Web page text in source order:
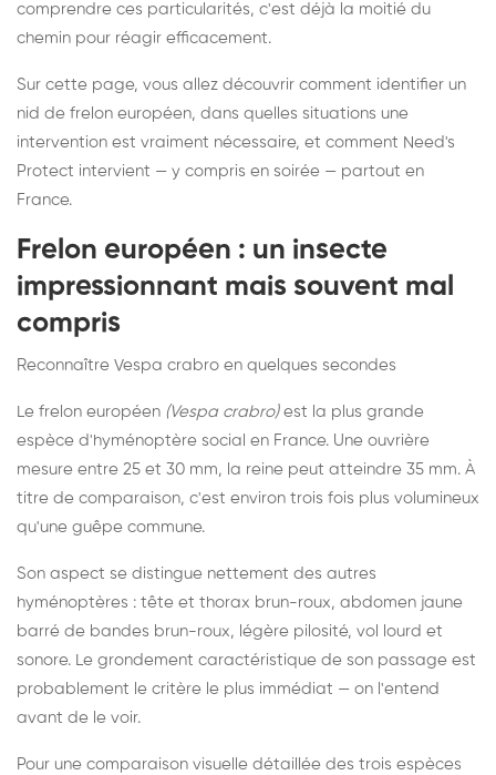
comprendre ces particularités, c'est déjà la moitié du
chemin pour réagir efficacement.
Sur cette page, vous allez découvrir comment identifier un
nid de frelon européen, dans quelles situations une
intervention est vraiment nécessaire, et comment Need's
Protect intervient — y compris en soirée — partout en
France.
Frelon européen : un insecte
impressionnant mais souvent mal
compris
Reconnaître Vespa crabro en quelques secondes
Le frelon européen (Vespa crabro)est la plus grande
espèce d'hyménoptère social en France. Une ouvrière
mesure entre 25 et 30 mm, la reine peut atteindre 35 mm. À
titre de comparaison, c'est environ trois fois plus volumineux
qu'une guêpe commune.
Son aspect se distingue nettement des autres
hyménoptères : tête et thorax brun-roux, abdomen jaune
barré de bandes brun-roux, légère pilosité, vol lourd et
sonore. Le grondement caractéristique de son passage est
probablement le critère le plus immédiat — on l'entend
avant de le voir.
Pour une comparaison visuelle détaillée des trois espèces